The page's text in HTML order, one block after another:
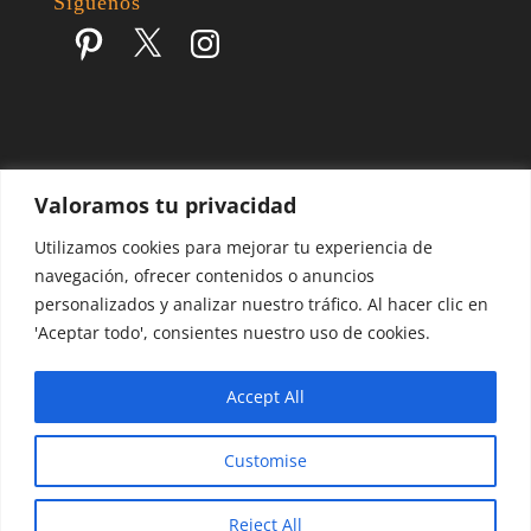
Valoramos tu privacidad
Utilizamos cookies para mejorar tu experiencia de
navegación, ofrecer contenidos o anuncios
personalizados y analizar nuestro tráfico. Al hacer clic en
'Aceptar todo', consientes nuestro uso de cookies.
Customise
Reject All
Accept All
Pinterest X Instagram
Escapes por el Mundo | Blog de Viajes | 2017 - 2026 ©